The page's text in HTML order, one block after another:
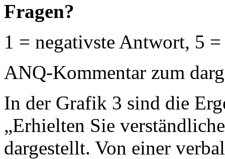
Fragen?
1 = negativste Antwort, 5
ANQ-Kommentar zum
In der Grafik 3 sind die
„Erhielten Sie
dargestellt. Von einer